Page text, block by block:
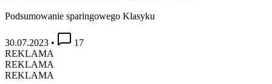
Podsumowanie sparingowego Klasyku
30.07.2023 •
17
REKLAMA
REKLAMA
REKLAMA